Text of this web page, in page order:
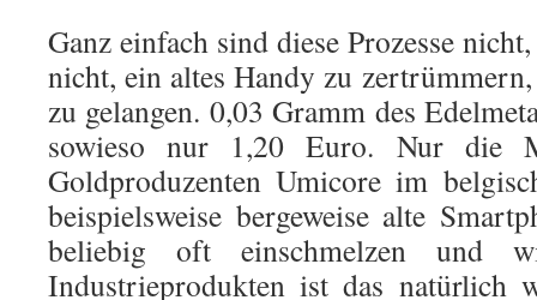
Ganz einfach sind diese Prozesse
nicht, ein altes Handy zu
zu gelangen. 0,03 Gramm des
sowieso nur 1,20 Euro. Nur die
Goldproduzenten Umicore im
beispielsweise bergeweise alte
beliebig oft einschmelzen und
Industrieprodukten ist das natürlich